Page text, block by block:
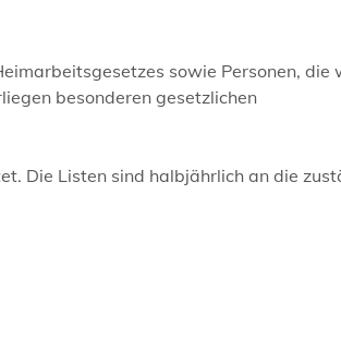
sowie Personen, die
besonderen gesetzlichen
Die Listen sind halbjährlich an die